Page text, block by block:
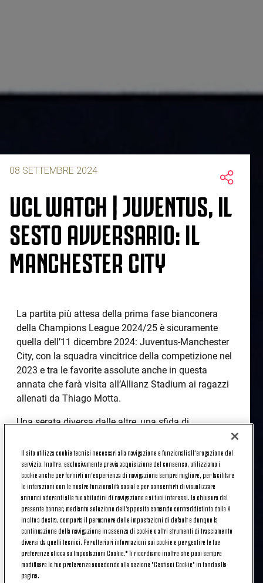
08 SETTEMBRE 2024
UCL WATCH | JUVENTUS, IL
SESTO AVVERSARIO: IL
MANCHESTER CITY
La partita più attesa della prima fase bianconera
della Champions League 2024/25 è sicuramente
quella dell’11 dicembre 2024: Juventus-Manchester
City, con la squadra vincitrice della competizione nel
2023 e tra le favorite assolute anche in questa
annata che farà visita all’Allianz Stadium ai ragazzi
allenati da Thiago Motta.
Una serata diversa dalle altre, una sfida di
contro club di valore assoluto.
Una storia che si arricchirà di un nuovo testa a testa,
dopo i sei giocati nelle coppe europee - a partire dal
primo turno di Coppa UEFA del 1976, in cui i
bianconeri persero la sfida d’andata lontano da
Torino per 1-0, ribaltando poi il ritorno con la vittoria
per 2-0 in casa. Doppio 1-1 invece nel girone di
Europa League in cui Juventus e City si sono
incontrate nel 2010, mentre le partite più recenti
Il sito utilizza cookie tecnici necessari alla navigazione e funzionali all’erogazione del
servizio. Inoltre, esclusivamente previa acquisizione del consenso, utilizziamo i
cookie anche per fornirti un’esperienza di navigazione sempre migliore, per facilitare
le interazioni con le nostre funzionalità social e per consentirti di visualizzare
annunci aderenti alle tue abitudini di navigazione e ai tuoi interessi. La chiusura del
presente banner, mediante selezione dell’apposito comando contraddistinto dalla X
in alto a destra, comporta il permanere delle impostazioni di default e dunque la
continuazione della navigazione in assenza di cookie o altri strumenti di tracciamento
diversi da quelli tecnici. Per ulteriori informazioni sui cookie e per gestire le tue
preferenze clicca su Impostazioni Cookie.* Ti ricordiamo inoltre che puoi sempre
modificare le tue preferenze accedendo alla sezione "Gestisci Cookie" in fondo alla
pagina.